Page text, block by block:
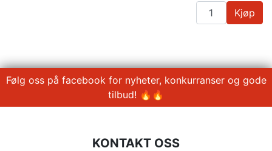
Kjøp
Følg oss på facebook for nyheter, konkurranser og gode
tilbud! 🔥🔥
KONTAKT OSS